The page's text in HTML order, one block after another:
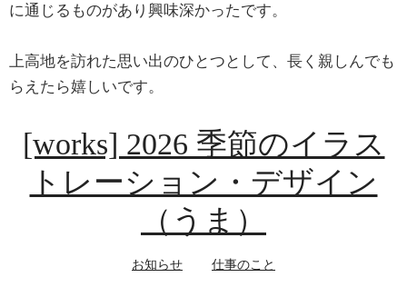
に通じるものがあり興味深かったです。
上高地を訪れた思い出のひとつとして、長く親しんでも
らえたら嬉しいです。
[works] 2026 季節のイラス
トレーション・デザイン
（うま）
お知らせ 仕事のこと